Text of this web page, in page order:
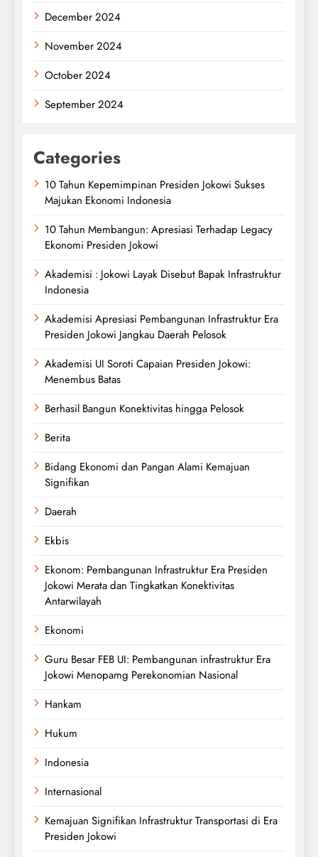
December 2024
November 2024
October 2024
September 2024
Categories
10 Tahun Kepemimpinan Presiden Jokowi Sukses
Majukan Ekonomi Indonesia
10 Tahun Membangun: Apresiasi Terhadap Legacy
Ekonomi Presiden Jokowi
Akademisi : Jokowi Layak Disebut Bapak Infrastruktur
Indonesia
Akademisi Apresiasi Pembangunan Infrastruktur Era
Presiden Jokowi Jangkau Daerah Pelosok
Akademisi UI Soroti Capaian Presiden Jokowi:
Menembus Batas
Berhasil Bangun Konektivitas hingga Pelosok
Berita
Bidang Ekonomi dan Pangan Alami Kemajuan
Signifikan
Daerah
Ekbis
Ekonom: Pembangunan Infrastruktur Era Presiden
Jokowi Merata dan Tingkatkan Konektivitas
Antarwilayah
Ekonomi
Guru Besar FEB UI: Pembangunan infrastruktur Era
Jokowi Menopamg Perekonomian Nasional
Hankam
Hukum
Indonesia
Internasional
Kemajuan Signifikan Infrastruktur Transportasi di Era
Presiden Jokowi